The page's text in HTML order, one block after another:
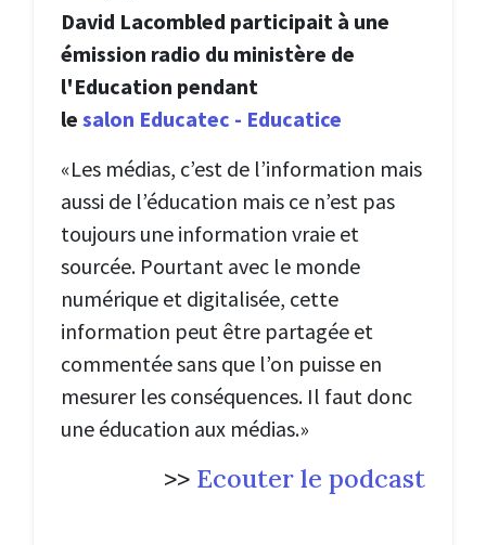
David Lacombled participait à une
émission radio du ministère de
l'Education pendant
le salon Educatec - Educatice
«Les médias, c’est de l’information mais
aussi de l’éducation mais ce n’est pas
toujours une information vraie et
sourcée. Pourtant avec le monde
numérique et digitalisée, cette
information peut être partagée et
commentée sans que l’on puisse en
mesurer les conséquences. Il faut donc
une éducation aux médias.»
>> Ecouter le podcast